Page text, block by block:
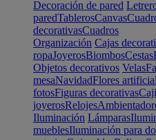
Decoración de pared
paredTablerosCanvas
decorativasCuadros
Organización Cajas
ropaJoyerosBiombosCestas
Objetos decorativos Velas
mesaNavidadFlores
fotosFiguras decorativas
joyerosRelojes
Iluminación Lámparas
mueblesIluminación para